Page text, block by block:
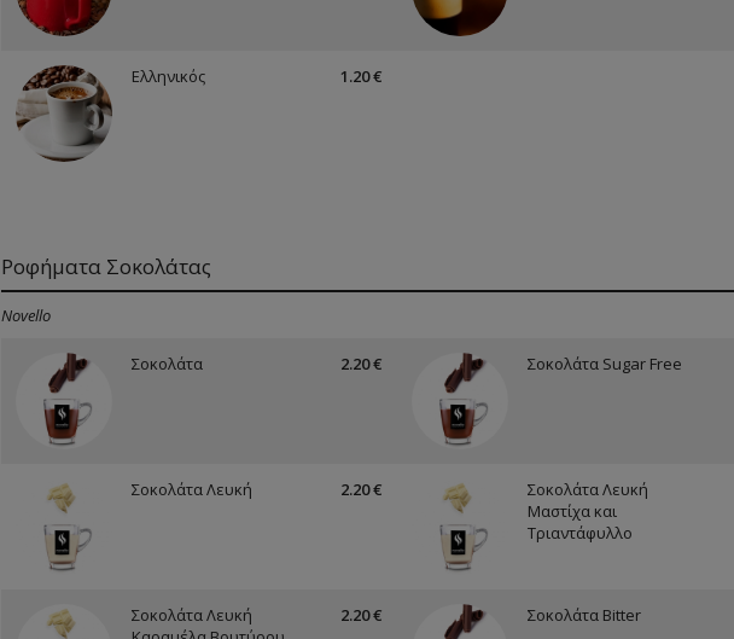
Ελληνικός 1.20 €
Ροφήματα Σοκολάτας
Novello
Σοκολάτα 2.20 € Σοκολάτα Sugar Free
Σοκολάτα Λευκή 2.20 €
Σοκολάτα Λευκή
Μαστίχα και
Τριαντάφυλλο
Σοκολάτα Λευκή
2.20 € Σοκολάτα Bitter